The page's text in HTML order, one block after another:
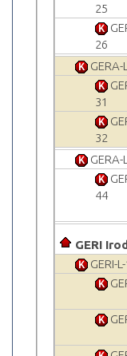
25
26
GERA-
31
32
GERA-
44
GERI
GERI-L-